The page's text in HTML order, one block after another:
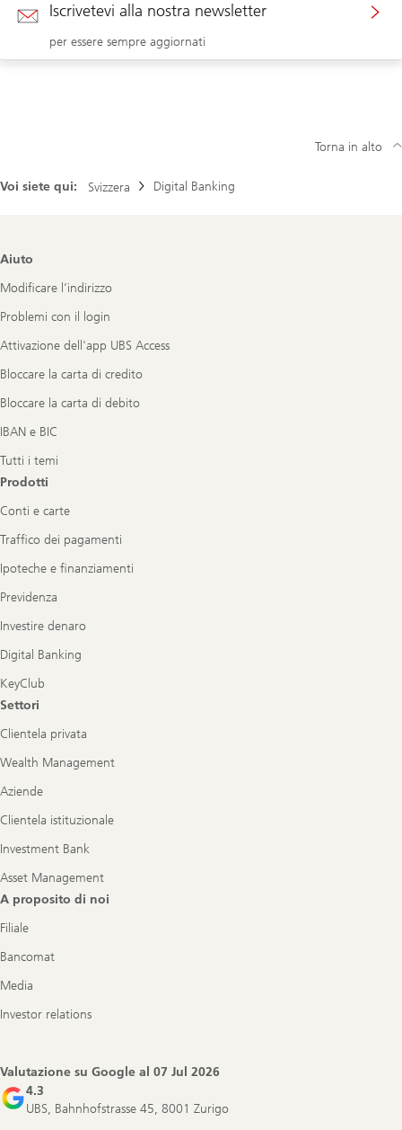
Iscrivetevi alla nostra newsletter
per essere sempre aggiornati
Voi siete qui: Svizzera Digital Banking
Torna in alto
Footer
Aiuto
Modificare l’indirizzo
Problemi con il login
Attivazione dell'app UBS Access
Bloccare la carta di credito
Bloccare la carta di debito
IBAN e BIC
Tutti i temi
Prodotti
Conti e carte
Traffico dei pagamenti
Ipoteche e finanziamenti
Previdenza
Investire denaro
Digital Banking
KeyClub
Settori
Clientela privata
Wealth Management
Aziende
Clientela istituzionale
Investment Bank
Asset Management
A proposito di noi
Filiale
Bancomat
Media
Investor relations
Valutazione su Google al 07 Jul 2026
4.3
UBS, Bahnhofstrasse 45, 8001 Zurigo